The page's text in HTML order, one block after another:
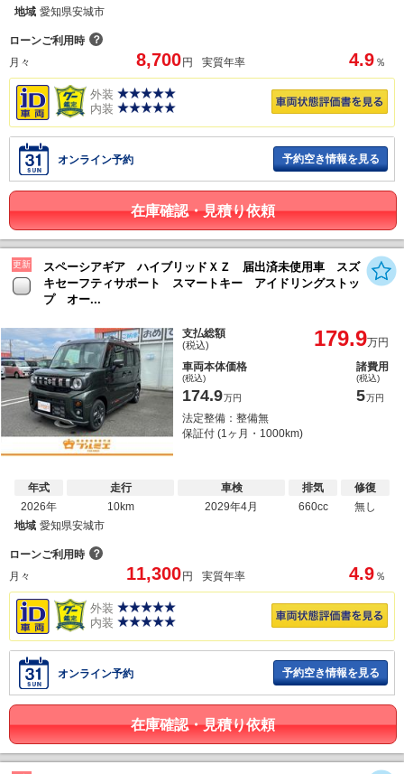
地域 愛知県安城市
ローンご利用時 ？
月々
8,700円 実質年率 4.9 ％
外装
内装
オンライン予約 予約空き情報を見る
在庫確認・見積り依頼
更新
スペーシアギア ハイブリッドＸＺ 届出済未使用車 スズ
キセーフティサポート スマートキー アイドリングストッ
プ オー...
支払総額
(税込) 179.9万円
車両本体価格
(税込)
174.9万円
諸費用
(税込)
5万円
法定整備：整備無
保証付 (1ヶ月・1000km)
年式
2026年
走行
10km
車検
2029年4月
排気
660cc
修復
無し
地域 愛知県安城市
ローンご利用時 ？
月々
11,300 円 実質年率 4.9 ％
外装
内装
オンライン予約 予約空き情報を見る
在庫確認・見積り依頼